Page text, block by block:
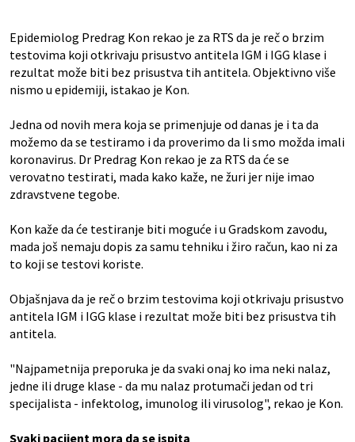
Epidemiolog Predrag Kon rekao je za RTS da je reč o brzim
testovima koji otkrivaju prisustvo antitela IGM i IGG klase i
rezultat može biti bez prisustva tih antitela. Objektivno više
nismo u epidemiji, istakao je Kon.
Jedna od novih mera koja se primenjuje od danas je i ta da
možemo da se testiramo i da proverimo da li smo možda imali
koronavirus. Dr Predrag Kon rekao je za RTS da će se
verovatno testirati, mada kako kaže, ne žuri jer nije imao
zdravstvene tegobe.
Kon kaže da će testiranje biti moguće i u Gradskom zavodu,
mada još nemaju dopis za samu tehniku i žiro račun, kao ni za
to koji se testovi koriste.
Objašnjava da je reč o brzim testovima koji otkrivaju prisustvo
antitela IGM i IGG klase i rezultat može biti bez prisustva tih
antitela.
"Najpametnija preporuka je da svaki onaj ko ima neki nalaz,
jedne ili druge klase - da mu nalaz protumači jedan od tri
specijalista - infektolog, imunolog ili virusolog", rekao je Kon.
Svaki pacijent mora da se ispita